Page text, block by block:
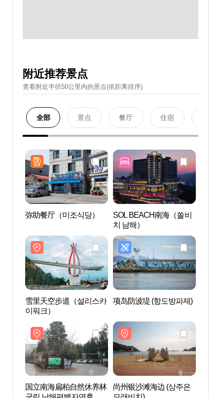
附近推荐景点
查看附近半径50公里內的景点(依距离排序)
全部 景点 餐厅 住宿
弥助餐厅（미조식당）
SOL BEACH南海（쏠비
치 남해）
雪里天空步道（설리스카
이워크）
项岛防波堤 (항도방파제)
国立南海扁柏自然休养林
尚州银沙滩海边 (상주은